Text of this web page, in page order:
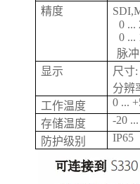
精度
0 ...
0 ...
脉
显示
尺寸:
分辨
工作温度
0 ...
存储温度
-20
防护级别
IP65